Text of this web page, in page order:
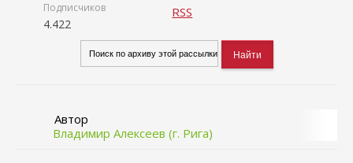
Подписчиков
4.422
RSS
Автор
Владимир Алексеев (г. Рига)